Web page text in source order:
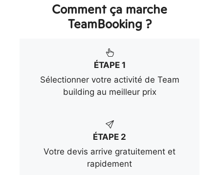
Comment ça marche
TeamBooking ?
ÉTAPE 1
Sélectionner votre activité de Team
building au meilleur prix
ÉTAPE 2
Votre devis arrive gratuitement et
rapidement